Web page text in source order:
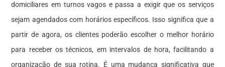
domiciliares em turnos vagos e passa a exigir que os serviços
sejam agendados com horários específicos. Isso significa que a
partir de agora, os clientes poderão escolher o melhor horário
para receber os técnicos, em intervalos de hora, facilitando a
organização de sua rotina. É uma mudança significativa que